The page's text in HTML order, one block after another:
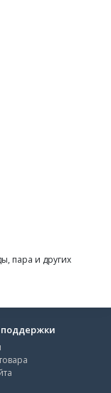
пара и других